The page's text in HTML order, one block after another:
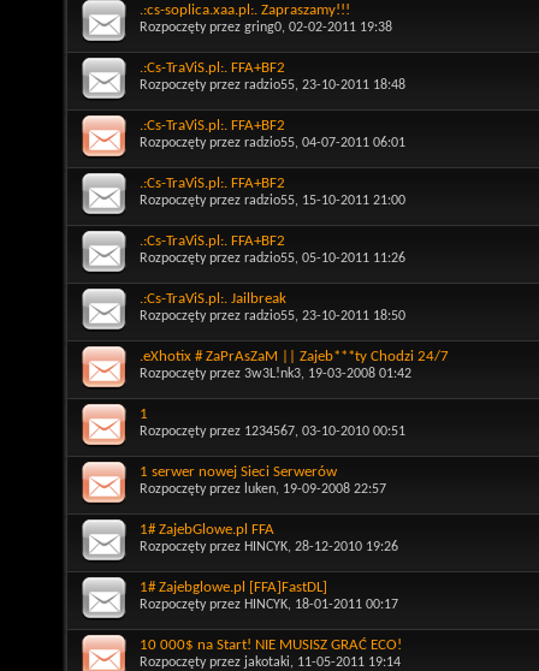
.:cs-soplica.xaa.pl:. Zapraszamy!!!
Rozpoczęty przez gring0, 02-02-2011 19:38
.:Cs-TraViS.pl:. FFA+BF2
Rozpoczęty przez radzio55, 23-10-2011 18:48
.:Cs-TraViS.pl:. FFA+BF2
Rozpoczęty przez radzio55, 04-07-2011 06:01
.:Cs-TraViS.pl:. FFA+BF2
Rozpoczęty przez radzio55, 15-10-2011 21:00
.:Cs-TraViS.pl:. FFA+BF2
Rozpoczęty przez radzio55, 05-10-2011 11:26
.:Cs-TraViS.pl:. Jailbreak
Rozpoczęty przez radzio55, 23-10-2011 18:50
.eXhotix # ZaPrAsZaM || Zajeb***ty Chodzi 24/7
Rozpoczęty przez 3w3L!nk3, 19-03-2008 01:42
1
Rozpoczęty przez 1234567, 03-10-2010 00:51
1 serwer nowej Sieci Serwerów
Rozpoczęty przez luken, 19-09-2008 22:57
1# ZajebGlowe.pl FFA
Rozpoczęty przez HINCYK, 28-12-2010 19:26
1# Zajebglowe.pl [FFA]FastDL]
Rozpoczęty przez HINCYK, 18-01-2011 00:17
10 000$ na Start! NIE MUSISZ GRAĆ ECO!
Rozpoczęty przez jakotaki, 11-05-2011 19:14